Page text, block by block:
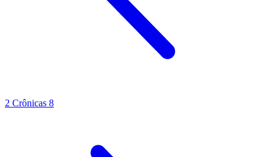
2 Crônicas 8